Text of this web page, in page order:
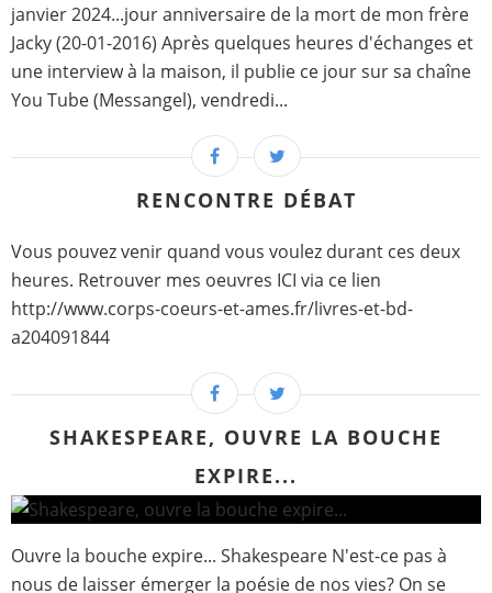
janvier 2024...jour anniversaire de la mort de mon frère
Jacky (20-01-2016) Après quelques heures d'échanges et
une interview à la maison, il publie ce jour sur sa chaîne
You Tube (Messangel), vendredi...
RENCONTRE DÉBAT
Vous pouvez venir quand vous voulez durant ces deux
heures. Retrouver mes oeuvres ICI via ce lien
http://www.corps-coeurs-et-ames.fr/livres-et-bd-
a204091844
SHAKESPEARE, OUVRE LA BOUCHE
EXPIRE...
Ouvre la bouche expire... Shakespeare N'est-ce pas à
nous de laisser émerger la poésie de nos vies? On se